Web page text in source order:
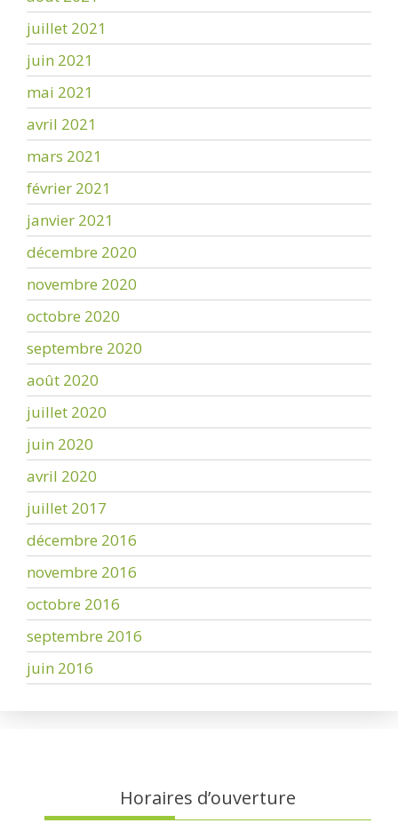
juillet 2021
juin 2021
mai 2021
avril 2021
mars 2021
février 2021
janvier 2021
décembre 2020
novembre 2020
octobre 2020
septembre 2020
août 2020
juillet 2020
juin 2020
avril 2020
juillet 2017
décembre 2016
novembre 2016
octobre 2016
septembre 2016
juin 2016
Horaires d’ouverture